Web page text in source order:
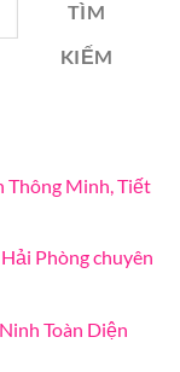
TÌM
KIẾM
Thông Minh, Tiết
Phòng chuyên
Toàn Diện